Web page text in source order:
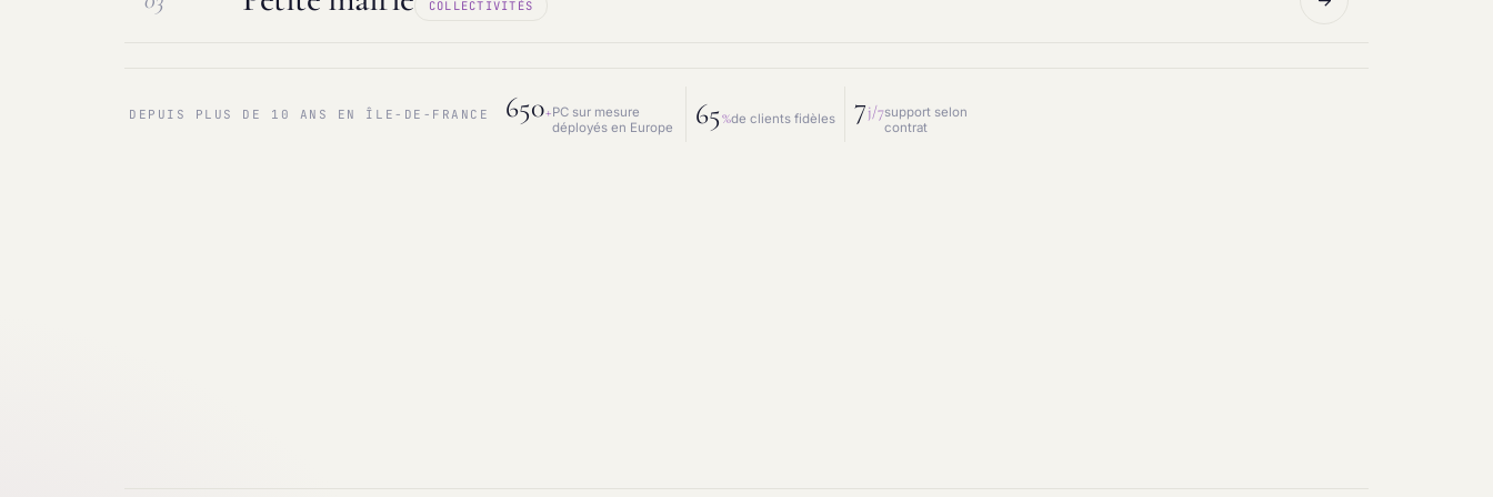
Maintenance & infogérance PC sur mesure
COLLECTIVITÉS
DEPUIS PLUS DE 10 ANS EN ÎLE-DE-FRANCE
650+PC sur mesure
déployés en Europe
65%de clients fidèles 7j/7support selon
contrat